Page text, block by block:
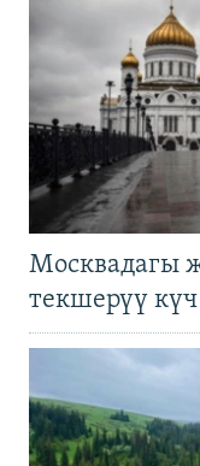
Москвадагы
текшерүү